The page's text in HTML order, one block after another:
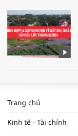
Trang chủ
Kinh tế - Tài chính